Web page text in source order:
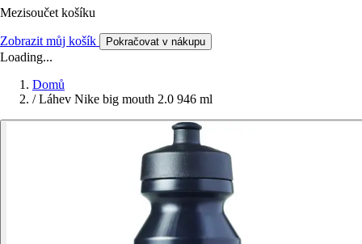
Mezisoučet košíku
Zobrazit můj košík Pokračovat v nákupu
Loading...
Domů
/ Láhev Nike big mouth 2.0 946 ml